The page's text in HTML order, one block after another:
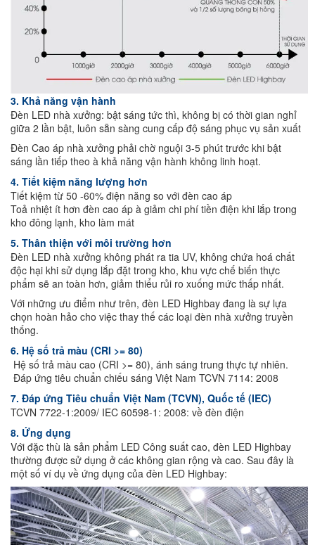
3. Khả năng vận hành
Đèn LED nhà xưởng: bật sáng tức thì, không bị có thời gian nghỉ
giữa 2 lần bật, luôn sẵn sàng cung cấp độ sáng phục vụ sản xuất
Đèn Cao áp nhà xưởng phải chờ nguội 3-5 phút trước khi bật
sáng lần tiếp theo à khả năng vận hành không linh hoạt.
4. Tiết kiệm năng lượng hơn
Tiết kiệm từ 50 -60% điện năng so với đèn cao áp
Toả nhiệt ít hơn đèn cao áp à giảm chi phí tiền điện khi lắp trong
kho đông lạnh, kho làm mát
5. Thân thiện với môi trường hơn
Đèn LED nhà xưởng không phát ra tia UV, không chứa hoá chất
độc hại khi sử dụng lắp đặt trong kho, khu vực chế biến thực
phẩm sẽ an toàn hơn, giảm thiểu rủi ro xuống mức thấp nhất.
Với những ưu điểm như trên, đèn LED Highbay đang là sự lựa
chọn hoàn hảo cho việc thay thế các loại đèn nhà xưởng truyền
thống.
6. Hệ số trả màu (CRI >= 80)
Hệ số trả màu cao (CRI >= 80), ánh sáng trung thực tự nhiên.
Đáp ứng tiêu chuẩn chiếu sáng Việt Nam TCVN 7114: 2008
7. Đáp ứng Tiêu chuẩn Việt Nam (TCVN), Quốc tế (IEC)
TCVN 7722-1:2009/ IEC 60598-1: 2008: về đèn điện
8. Ứng dụng
Với đặc thù là sản phẩm LED Công suất cao, đèn LED Highbay
thường được sử dụng ở các không gian rộng và cao. Sau đây là
một số ví dụ về ứng dụng của đèn LED Highbay: